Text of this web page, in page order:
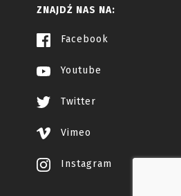
ZNAJDŹ NAS NA:
Facebook
Youtube
Twitter
Vimeo
Instagram